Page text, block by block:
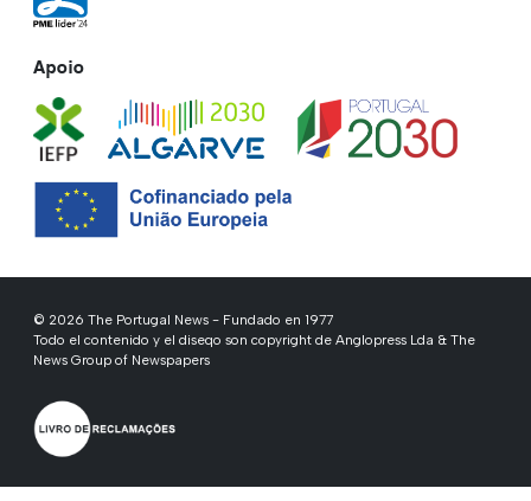
Apoio
© 2026 The Portugal News - Fundado en 1977
Todo el contenido y el diseqo son copyright de Anglopress Lda & The
News Group of Newspapers